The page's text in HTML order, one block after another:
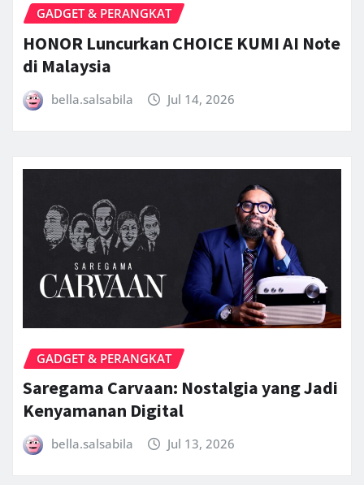
GADGET & PERANGKAT
HONOR Luncurkan CHOICE KUMI AI Note
di Malaysia
bella.salsabila Jul 14, 2026
GADGET & PERANGKAT
Saregama Carvaan: Nostalgia yang Jadi
Kenyamanan Digital
bella.salsabila Jul 13, 2026